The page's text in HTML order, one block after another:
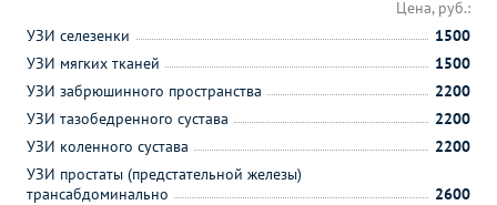
Цена, руб.:
УЗИ селезенки
1500
УЗИ мягких тканей
1500
УЗИ забрюшинного пространства
2200
УЗИ тазобедренного сустава
2200
УЗИ коленного сустава
2200
УЗИ простаты (предстательной железы)
трансабдоминально
2600